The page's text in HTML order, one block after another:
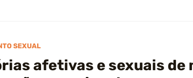
SEXUAL
afetivas e sexuais de